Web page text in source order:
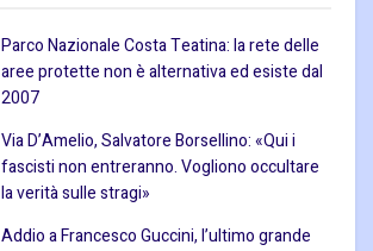
Parco Nazionale Costa Teatina: la rete delle
aree protette non è alternativa ed esiste dal
2007
Via D’Amelio, Salvatore Borsellino: «Qui i
fascisti non entreranno. Vogliono occultare
la verità sulle stragi»
Addio a Francesco Guccini, l’ultimo grande